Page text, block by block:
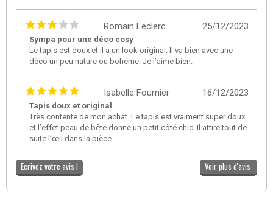
25/12/2023
Romain Leclerc
Sympa pour une déco cosy
Le tapis est doux et il a un look original. Il va bien avec une
déco un peu nature ou bohème. Je l’aime bien.
16/12/2023
Isabelle Fournier
Tapis doux et original
Très contente de mon achat. Le tapis est vraiment super doux
et l’effet peau de bête donne un petit côté chic. Il attire tout de
suite l’œil dans la pièce.
Ecrivez votre avis ! Voir plus d'avis